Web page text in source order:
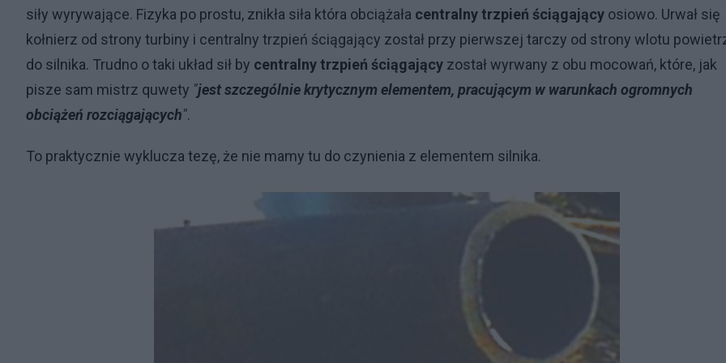
siły wyrywające. Fizyka po prostu, znikła siła która obciążała centralny trzpień ściągający osiowo. Urwał się
kołnierz od strony turbiny i centralny trzpień ściągający został przy pierwszej tarczy od strony wlotu
do silnika. Trudno o taki układ sił by centralny trzpień ściągający został wyrwany z obu mocowań, które, jak
pisze sam mistrz quwety "jest szczególnie krytycznym elementem, pracującym w warunkach ogromnych
obciążeń rozciągających".
To praktycznie wyklucza tezę, że nie mamy tu do czynienia z elementem silnika.